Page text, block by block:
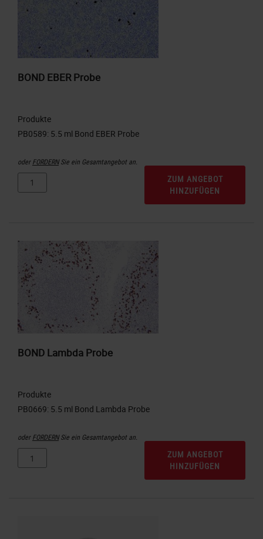
BOND EBER Probe
Produkte
oderFORDERNSie ein Gesamtangebot an.
ZUM ANGEBOT
HINZUFÜGEN
BOND Lambda Probe
Produkte
oderFORDERNSie ein Gesamtangebot an.
ZUM ANGEBOT
HINZUFÜGEN